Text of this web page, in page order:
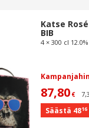
Katse
BIB
4 × 300 cl 12.0%
87,80 €
Säästä 4816